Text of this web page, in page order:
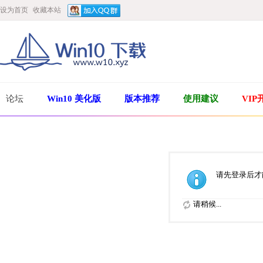
设为首页 收藏本站
论坛 Win10 美化版 版本推荐 使用建议 VIP
请先登录后
请稍候...